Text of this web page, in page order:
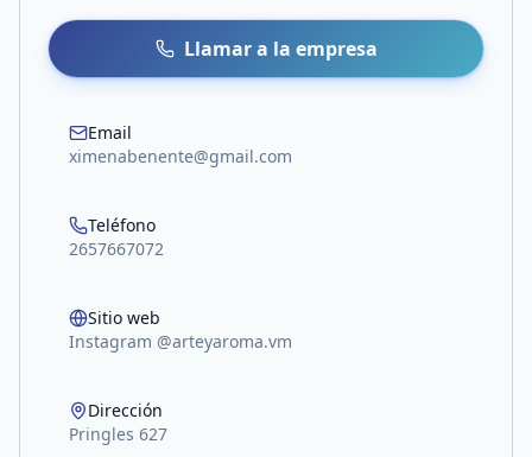
Llamar a la empresa
Email
ximenabenente@gmail.com
Teléfono
2657667072
Sitio web
Instagram @arteyaroma.vm
Dirección
Pringles 627